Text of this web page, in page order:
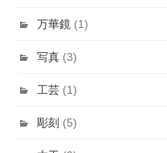
万華鏡 (1)
写真 (3)
工芸 (1)
彫刻 (5)